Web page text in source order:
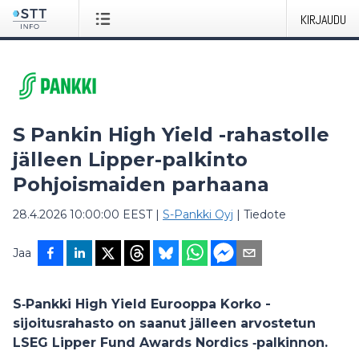
KIRJAUDU
S Pankin High Yield -rahastolle
jälleen Lipper-palkinto
Pohjoismaiden parhaana
28.4.2026 10:00:00 EEST| S-Pankki Oyj | Tiedote
Jaa
S‑Pankki High Yield Eurooppa Korko -
sijoitusrahasto on saanut jälleen arvostetun
LSEG Lipper Fund Awards Nordics ‑palkinnon.